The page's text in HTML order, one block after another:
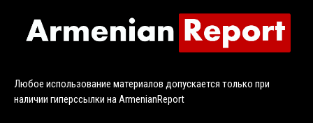
Любое использование материалов допускается только при
наличии гиперссылки на ArmenianReport